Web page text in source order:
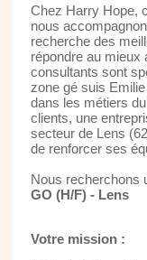
Chez Harry Hope,
nous
recherche des
répondre au mieux
consultants sont
zone gé suis
dans les métiers
clients, une
secteur de Lens
de renforcer ses
Nous recherchons
GO (H/F) - Lens
Votre mission :